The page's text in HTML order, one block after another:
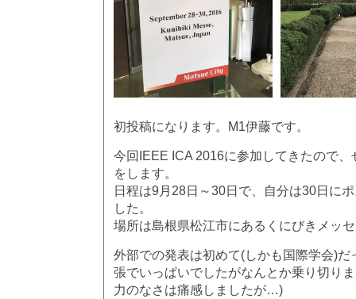
初投稿になります。M1伊藤です。
今回IEEE ICA 2016に参加してきたので
をします。
日程は9月28日～30日で、自分は30日に
した。
場所は島根県松江市にあるくにびきメッ
外部での発表は初めて(しかも国際学会)だ
張でいっぱいでしたがなんとか乗り切り
力のなさは痛感しましたが…)